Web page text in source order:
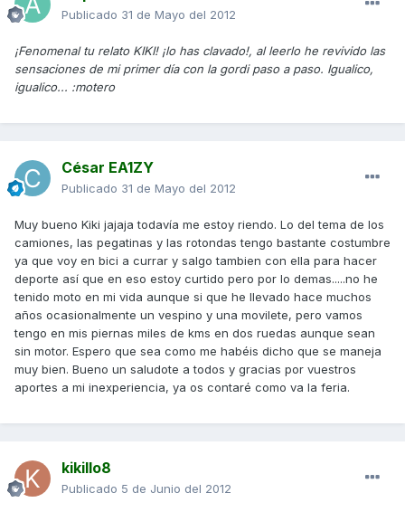
Publicado 31 de Mayo del 2012
¡Fenomenal tu relato KIKI! ¡lo has clavado!, al leerlo he revivido las
sensaciones de mi primer día con la gordi paso a paso. Igualico,
igualico... :motero
César EA1ZY
Publicado 31 de Mayo del 2012
Muy bueno Kiki jajaja todavía me estoy riendo. Lo del tema de los
camiones, las pegatinas y las rotondas tengo bastante costumbre
ya que voy en bici a currar y salgo tambien con ella para hacer
deporte así que en eso estoy curtido pero por lo demas.....no he
tenido moto en mi vida aunque si que he llevado hace muchos
años ocasionalmente un vespino y una movilete, pero vamos
tengo en mis piernas miles de kms en dos ruedas aunque sean
sin motor. Espero que sea como me habéis dicho que se maneja
muy bien. Bueno un saludote a todos y gracias por vuestros
aportes a mi inexperiencia, ya os contaré como va la feria.
kikillo8
Publicado 5 de Junio del 2012